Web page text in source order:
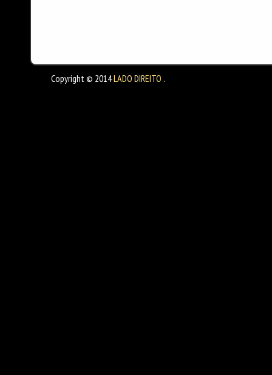
Copyright © 2014LADO DIREITO .